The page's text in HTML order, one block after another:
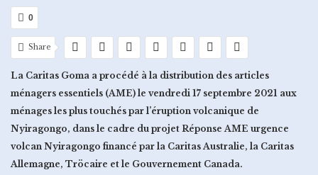
0
Share
La Caritas Goma a procédé à la distribution des articles
ménagers essentiels (AME) le vendredi 17 septembre 2021 aux
ménages les plus touchés par l’éruption volcanique de
Nyiragongo, dans le cadre du projet Réponse AME urgence
volcan Nyiragongo financé par la Caritas Australie, la Caritas
Allemagne, Tröcaire et le Gouvernement Canada.